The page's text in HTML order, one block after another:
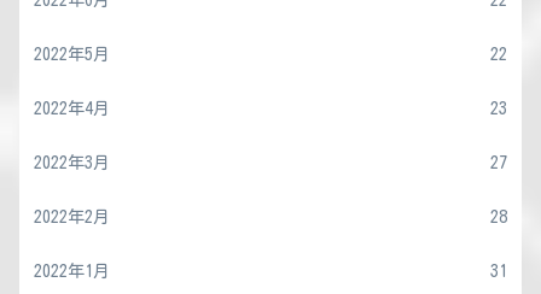
2022年5月 22
2022年4月 23
2022年3月 27
2022年2月 28
2022年1月 31